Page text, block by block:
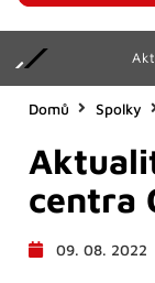
Domů Spolky
centra
09. 08. 2022